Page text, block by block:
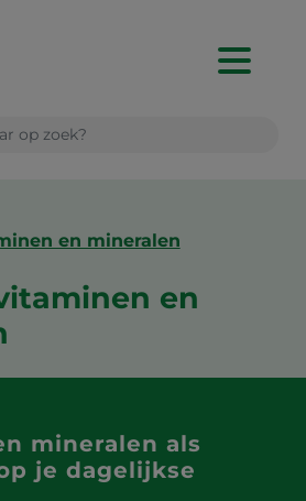
en mineralen
en
mineralen als
je dagelijkse